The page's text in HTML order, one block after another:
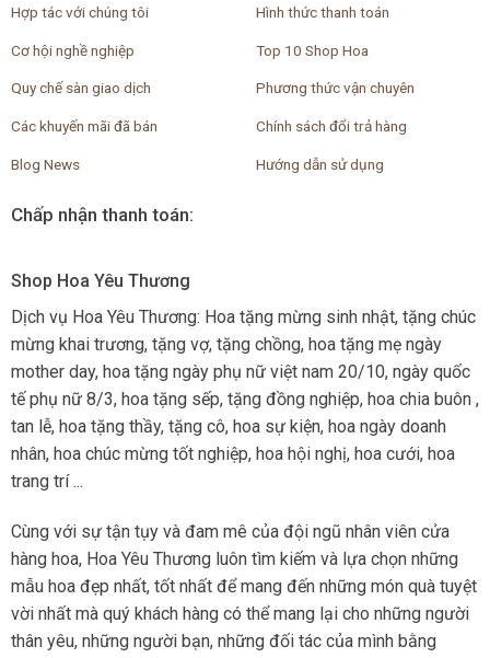
Hợp tác với chúng tôi
Cơ hội nghề nghiệp
Quy chế sàn giao dịch
Các khuyến mãi đã bán
Blog News
Hình thức thanh toán
Top 10 Shop Hoa
Phương thức vận chuyên
Chính sách đổi trả hàng
Hướng dẫn sử dụng
Chấp nhận thanh toán:
Shop Hoa Yêu Thương
Dịch vụ Hoa Yêu Thương: Hoa tặng mừng sinh nhật, tặng chúc
mừng khai trương, tặng vợ, tặng chồng, hoa tặng mẹ ngày
mother day, hoa tặng ngày phụ nữ việt nam 20/10, ngày quốc
tế phụ nữ 8/3, hoa tặng sếp, tặng đồng nghiệp, hoa chia buôn ,
tan lễ, hoa tặng thầy, tặng cô, hoa sự kiện, hoa ngày doanh
nhân, hoa chúc mừng tốt nghiệp, hoa hội nghị, hoa cưới, hoa
trang trí ...
Cùng với sự tận tụy và đam mê của đội ngũ nhân viên cửa
hàng hoa, Hoa Yêu Thương luôn tìm kiếm và lựa chọn những
mẫu hoa đẹp nhất, tốt nhất để mang đến những món quà tuyệt
vời nhất mà quý khách hàng có thể mang lại cho những người
thân yêu, những người bạn, những đối tác của mình bằng